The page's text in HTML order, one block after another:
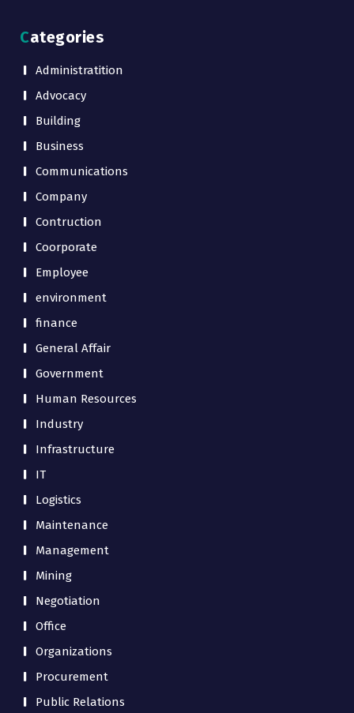
Categories
Administratition
Advocacy
Building
Business
Communications
Company
Contruction
Coorporate
Employee
environment
finance
General Affair
Government
Human Resources
Industry
Infrastructure
IT
Logistics
Maintenance
Management
Mining
Negotiation
Office
Organizations
Procurement
Public Relations